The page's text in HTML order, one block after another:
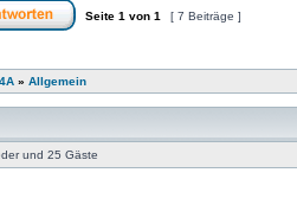
Seite 1 von 1 [ 7 Beiträge ]
» Allgemein
und 25 Gäste